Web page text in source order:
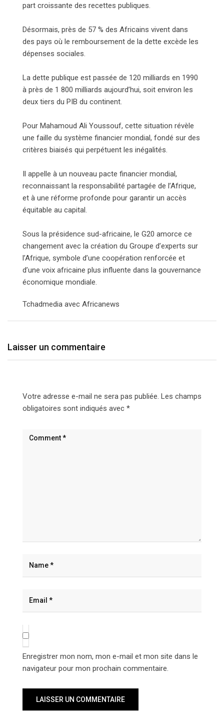
part croissante des recettes publiques.
Désormais, près de 57 % des Africains vivent dans
des pays où le remboursement de la dette excède les
dépenses sociales.
La dette publique est passée de 120 milliards en 1990
à près de 1 800 milliards aujourd’hui, soit environ les
deux tiers du PIB du continent.
Pour Mahamoud Ali Youssouf, cette situation révèle
une faille du système financier mondial, fondé sur des
critères biaisés qui perpétuent les inégalités.
Il appelle à un nouveau pacte financier mondial,
reconnaissant la responsabilité partagée de l’Afrique,
et à une réforme profonde pour garantir un accès
équitable au capital.
Sous la présidence sud-africaine, le G20 amorce ce
changement avec la création du Groupe d’experts sur
l’Afrique, symbole d’une coopération renforcée et
d’une voix africaine plus influente dans la gouvernance
économique mondiale.
Tchadmedia avec Africanews
Laisser un commentaire
Votre adresse e-mail ne sera pas publiée. Les champs
obligatoires sont indiqués avec *
Enregistrer mon nom, mon e-mail et mon site dans le
navigateur pour mon prochain commentaire.